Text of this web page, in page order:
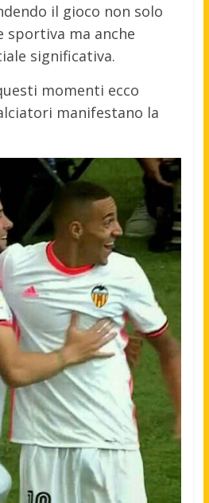
il gioco non solo
sportiva ma anche
significativa.
momenti ecco
manifestano la